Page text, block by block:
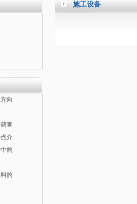
向
查
介
的
的
施工设备